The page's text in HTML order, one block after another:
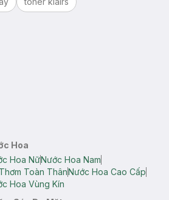
Hoa
Hoa NữNước Hoa Nam
Toàn ThânNước Hoa Cao Cấp
Hoa Vùng Kín